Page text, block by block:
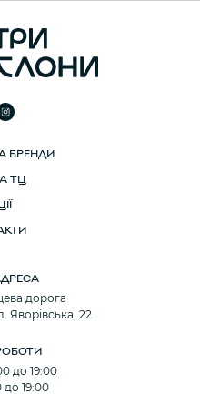
БРЕНДИ
ТЦ
дорога
Яворівська, 22
до 19:00
до 19:00